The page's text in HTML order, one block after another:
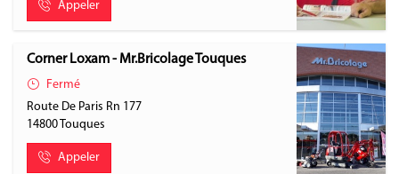
Appeler
Corner Loxam - Mr.Bricolage Touques
Fermé
Route De Paris Rn 177
14800 Touques
Appeler